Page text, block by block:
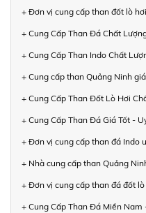
+ Đơn vị cung cấp than đốt lò
+ Cung Cấp Than Đá Chất
+ Cung Cấp Than Indo Chất
+ Cung cấp than Quảng Ninh
+ Cung Cấp Than Đốt Lò Hơi
+ Cung Cấp Than Đá Giá Tốt -
+ Đơn vị cung cấp than đá Indo
+ Nhà cung cấp than Quảng
+ Đơn vị cung cấp than đá đốt
+ Cung Cấp Than Đá Miền Nam